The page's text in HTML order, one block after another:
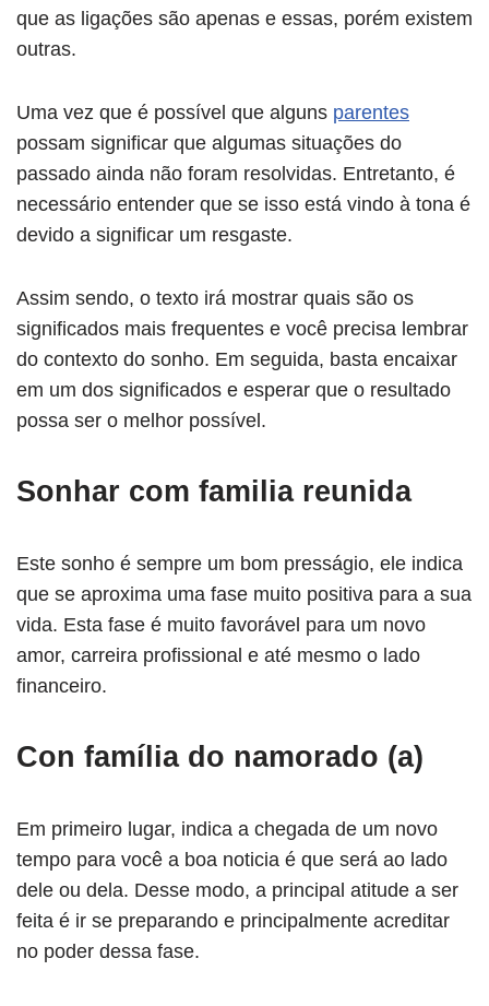
que as ligações são apenas e essas, porém existem
outras.
Uma vez que é possível que alguns parentes
possam significar que algumas situações do
passado ainda não foram resolvidas. Entretanto, é
necessário entender que se isso está vindo à tona é
devido a significar um resgaste.
Assim sendo, o texto irá mostrar quais são os
significados mais frequentes e você precisa lembrar
do contexto do sonho. Em seguida, basta encaixar
em um dos significados e esperar que o resultado
possa ser o melhor possível.
Sonhar com familia reunida
Este sonho é sempre um bom presságio, ele indica
que se aproxima uma fase muito positiva para a sua
vida. Esta fase é muito favorável para um novo
amor, carreira profissional e até mesmo o lado
financeiro.
Con família do namorado (a)
Em primeiro lugar, indica a chegada de um novo
tempo para você a boa noticia é que será ao lado
dele ou dela. Desse modo, a principal atitude a ser
feita é ir se preparando e principalmente acreditar
no poder dessa fase.